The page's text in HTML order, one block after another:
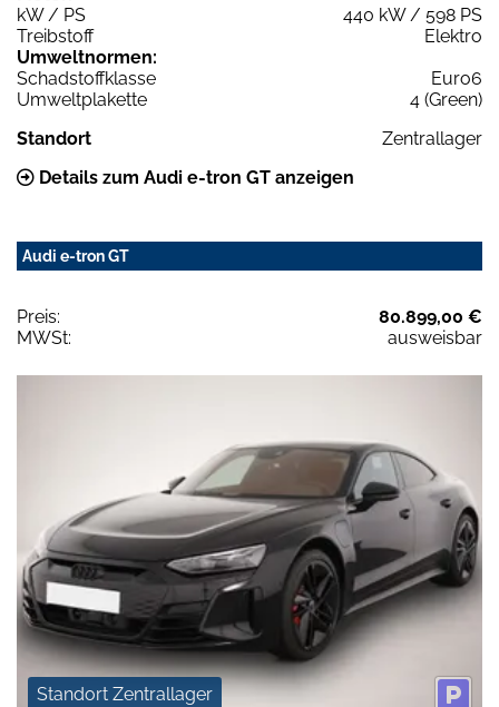
kW / PS
440 kW / 598 PS
Treibstoff
Elektro
Umweltnormen:
Schadstoffklasse
Euro6
Umweltplakette
4 (Green)
Standort
Zentrallager
Details zum Audi e-tron GT anzeigen
Audi e-tron GT
Preis:
80.899,00 €
MWSt:
ausweisbar
Standort Zentrallager